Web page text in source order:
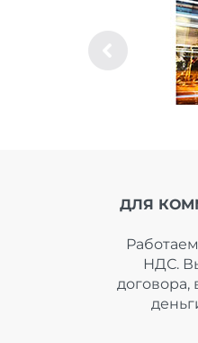
ДЛЯ
НДС.
договора,